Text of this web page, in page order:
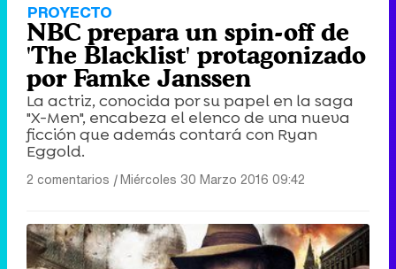
PROYECTO
NBC prepara un spin-off de
'The Blacklist' protagonizado
por Famke Janssen
La actriz, conocida por su papel en la saga
"X-Men", encabeza el elenco de una nueva
ficción que además contará con Ryan
Eggold.
2 comentarios |Miércoles 30 Marzo 2016 09:42